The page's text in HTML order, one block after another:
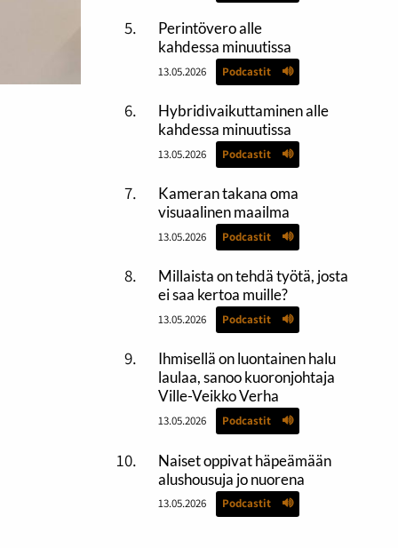
Perintövero alle
kahdessa minuutissa
13.05.2026 Podcastit
Hybridivaikuttaminen alle
kahdessa minuutissa
13.05.2026 Podcastit
Kameran takana oma
visuaalinen maailma
13.05.2026 Podcastit
Millaista on tehdä työtä, josta
ei saa kertoa muille?
13.05.2026 Podcastit
Ihmisellä on luontainen halu
laulaa, sanoo kuoronjohtaja
Ville-Veikko Verha
13.05.2026 Podcastit
Naiset oppivat häpeämään
alushousuja jo nuorena
13.05.2026 Podcastit